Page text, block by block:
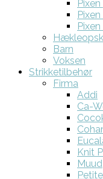
Barn
Voksen
Strikketilbehør
Firma
Addi
Ca-
Knit
Muud